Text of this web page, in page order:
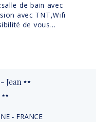
de bain avec
avec TNT,Wifi
de vous...
Jean
- FRANCE